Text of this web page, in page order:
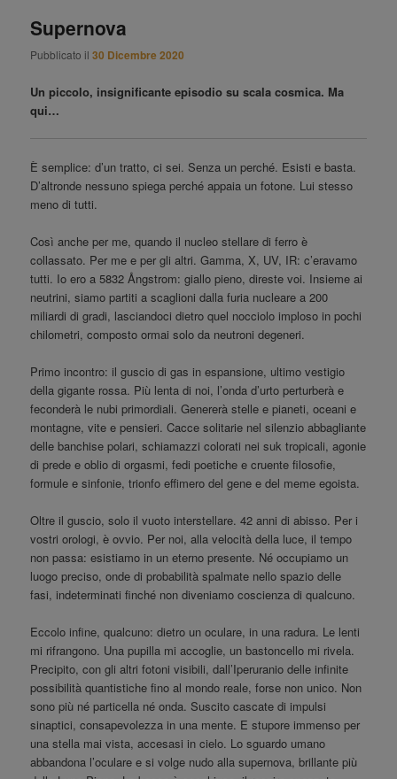
Supernova
Pubblicato il30 Dicembre 2020
Un piccolo, insignificante episodio su scala cosmica. Ma
qui…
È semplice: d’un tratto, ci sei. Senza un perché. Esisti e basta.
D’altronde nessuno spiega perché appaia un fotone. Lui stesso
meno di tutti.
Così anche per me, quando il nucleo stellare di ferro è
collassato. Per me e per gli altri. Gamma, X, UV, IR: c’eravamo
tutti. Io ero a 5832 Ångstrom: giallo pieno, direste voi. Insieme ai
neutrini, siamo partiti a scaglioni dalla furia nucleare a 200
miliardi di gradi, lasciandoci dietro quel nocciolo imploso in pochi
chilometri, composto ormai solo da neutroni degeneri.
Primo incontro: il guscio di gas in espansione, ultimo vestigio
della gigante rossa. Più lenta di noi, l’onda d’urto perturberà e
feconderà le nubi primordiali. Genererà stelle e pianeti, oceani e
montagne, vite e pensieri. Cacce solitarie nel silenzio abbagliante
delle banchise polari, schiamazzi colorati nei suk tropicali, agonie
di prede e oblio di orgasmi, fedi poetiche e cruente filosofie,
formule e sinfonie, trionfo effimero del gene e del meme egoista.
Oltre il guscio, solo il vuoto interstellare. 42 anni di abisso. Per i
vostri orologi, è ovvio. Per noi, alla velocità della luce, il tempo
non passa: esistiamo in un eterno presente. Né occupiamo un
luogo preciso, onde di probabilità spalmate nello spazio delle
fasi, indeterminati finché non diveniamo coscienza di qualcuno.
Eccolo infine, qualcuno: dietro un oculare, in una radura. Le lenti
mi rifrangono. Una pupilla mi accoglie, un bastoncello mi rivela.
Precipito, con gli altri fotoni visibili, dall’Iperuranio delle infinite
possibilità quantistiche fino al mondo reale, forse non unico. Non
sono più né particella né onda. Suscito cascate di impulsi
sinaptici, consapevolezza in una mente. E stupore immenso per
una stella mai vista, accesasi in cielo. Lo sguardo umano
abbandona l’oculare e si volge nudo alla supernova, brillante più